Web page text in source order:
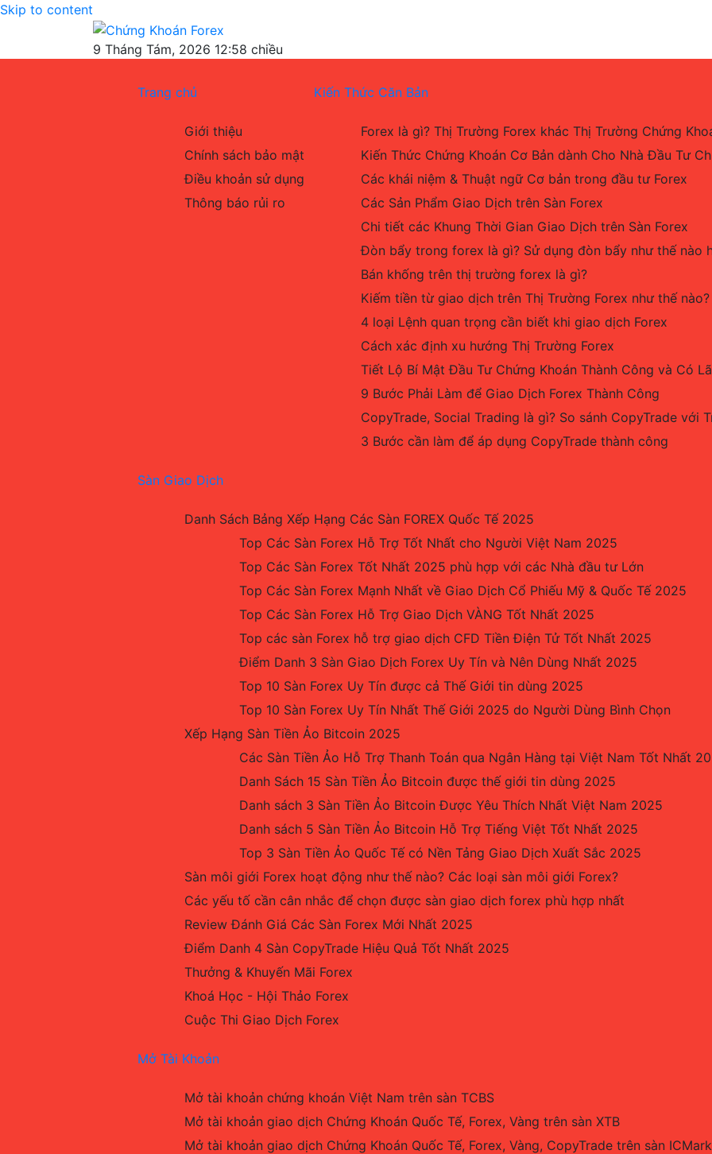
Skip to content
Chứng Khoán
Forex
Blog chia sẻ về Chứng Khoán và Forex
9 Tháng Tám, 2026 12:58 chiều
Trang chủ
Giới thiệu
Chính sách bảo mật
Điều khoản sử dụng
Thông báo rủi ro
Kiến Thức Căn Bản
Forex là gì? Thị Trường Forex khác Thị Trường Chứng
Kiến Thức Chứng Khoán Cơ Bản dành Cho Nhà Đầu Tư
Các khái niệm & Thuật ngữ Cơ bản trong đầu tư Forex
Các Sản Phẩm Giao Dịch trên Sàn Forex
Chi tiết các Khung Thời Gian Giao Dịch trên Sàn Forex
Đòn bẩy trong forex là gì? Sử dụng đòn bẩy như thế nào
Bán khống trên thị trường forex là gì?
Kiếm tiền từ giao dịch trên Thị Trường Forex như thế nào?
4 loại Lệnh quan trọng cần biết khi giao dịch Forex
Cách xác định xu hướng Thị Trường Forex
Tiết Lộ Bí Mật Đầu Tư Chứng Khoán Thành Công và Có
9 Bước Phải Làm để Giao Dịch Forex Thành Công
CopyTrade, Social Trading là gì? So sánh CopyTrade với
3 Bước cần làm để áp dụng CopyTrade thành công
Sàn Giao Dịch
Danh Sách Bảng Xếp Hạng Các Sàn FOREX Quốc Tế 2025
Top Các Sàn Forex Hỗ Trợ Tốt Nhất cho Người Việt Nam 2025
Top Các Sàn Forex Tốt Nhất 2025 phù hợp với các Nhà đầu tư Lớn
Top Các Sàn Forex Mạnh Nhất về Giao Dịch Cổ Phiếu Mỹ & Quốc Tế 2025
Top Các Sàn Forex Hỗ Trợ Giao Dịch VÀNG Tốt Nhất 2025
Top các sàn Forex hỗ trợ giao dịch CFD Tiền Điện Tử Tốt Nhất 2025
Điểm Danh 3 Sàn Giao Dịch Forex Uy Tín và Nên Dùng Nhất 2025
Top 10 Sàn Forex Uy Tín được cả Thế Giới tin dùng 2025
Top 10 Sàn Forex Uy Tín Nhất Thế Giới 2025 do Người Dùng Bình Chọn
Xếp Hạng Sàn Tiền Ảo Bitcoin 2025
Các Sàn Tiền Ảo Hỗ Trợ Thanh Toán qua Ngân Hàng tại Việt Nam Tốt Nhất
Danh Sách 15 Sàn Tiền Ảo Bitcoin được thế giới tin dùng 2025
Danh sách 3 Sàn Tiền Ảo Bitcoin Được Yêu Thích Nhất Việt Nam 2025
Danh sách 5 Sàn Tiền Ảo Bitcoin Hỗ Trợ Tiếng Việt Tốt Nhất 2025
Top 3 Sàn Tiền Ảo Quốc Tế có Nền Tảng Giao Dịch Xuất Sắc 2025
Sàn môi giới Forex hoạt động như thế nào? Các loại sàn môi giới Forex?
Các yếu tố cần cân nhắc để chọn được sàn giao dịch forex phù hợp nhất
Review Đánh Giá Các Sàn Forex Mới Nhất 2025
Điểm Danh 4 Sàn CopyTrade Hiệu Quả Tốt Nhất 2025
Thưởng & Khuyến Mãi Forex
Khoá Học - Hội Thảo Forex
Cuộc Thi Giao Dịch Forex
Mở Tài Khoản
Mở tài khoản chứng khoán Việt Nam trên sàn TCBS
Mở tài khoản giao dịch Chứng Khoán Quốc Tế, Forex, Vàng trên sàn XTB
Mở tài khoản giao dịch Chứng Khoán Quốc Tế, Forex, Vàng, CopyTrade trên sàn